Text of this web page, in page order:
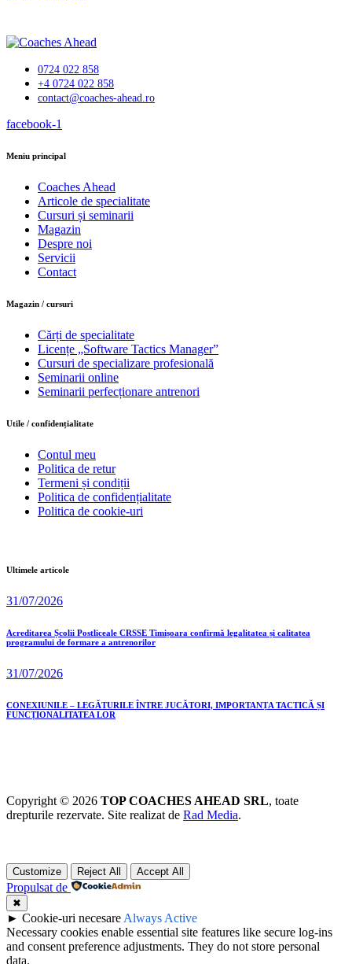
0724 022 858
+4 0724 022 858
contact@coaches-ahead.ro
facebook-1
Meniu principal
Coaches Ahead
Articole de specialitate
Cursuri și seminarii
Magazin
Despre noi
Servicii
Contact
Magazin / cursuri
Cărți de specialitate
Licențe „Software Tactics Manager”
Cursuri de specializare profesională
Seminarii online
Seminarii perfecționare antrenori
Utile / confidențialitate
Contul meu
Politica de retur
Termeni și condiții
Politica de confidențialitate
Politica de cookie-uri
Ultimele articole
31/07/2026
Acreditarea Școlii Postliceale CRSSE Timișoara confirmă legalitatea și calitatea
programului de formare a antrenorilor
31/07/2026
CONEXIUNILE – LEGĂTURILE ÎNTRE JUCĂTORI, IMPORTANȚA TACTICĂ ȘI
FUNCȚIONALITATEA LOR
Copyright © 2026 TOP COACHES AHEAD SRL, toate
drepturile rezervate. Site realizat de Rad Media.
Customize Reject All Accept All
Propulsat de
✖
► Cookie-uri necesare Always Active
Necessary cookies enable essential site features like secure log-ins
and consent preference adjustments. They do not store personal
data.